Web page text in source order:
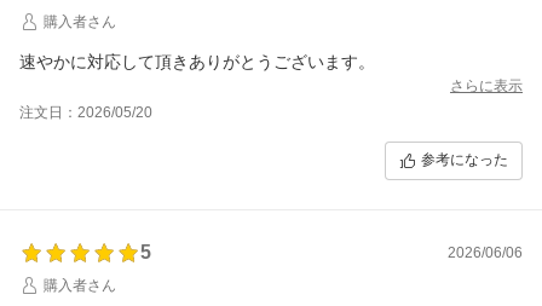
購入者さん
速やかに対応して頂きありがとうございます。
さらに表示
注文日：2026/05/20
参考になった
5
2026/06/06
購入者さん